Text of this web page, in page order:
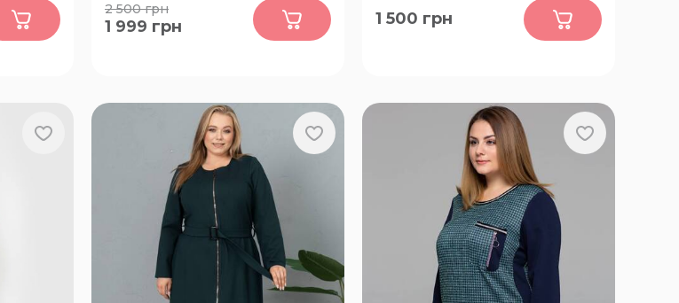
3XL
2 500грн
1 999 грн 64-66, 48-50, 52-54, 56-58, 60-62
1 500 грн